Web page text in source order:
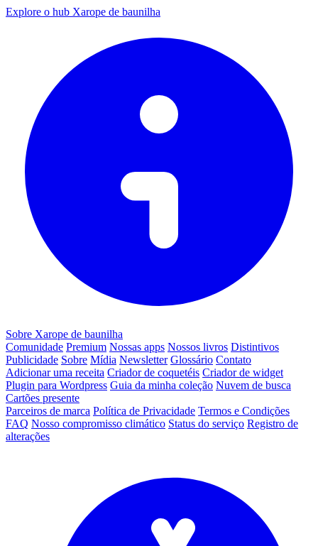
Explore o hub Xarope de baunilha
Sobre Xarope de baunilha
Comunidade Premium Nossas apps Nossos livros Distintivos
Publicidade Sobre Mídia Newsletter Glossário Contato
Adicionar uma receita Criador de coquetéis Criador de widget
Plugin para Wordpress Guia da minha coleção Nuvem de busca
Cartões presente
Parceiros de marca Política de Privacidade Termos e Condições
FAQ Nosso compromisso climático Status do serviço Registro de
alterações